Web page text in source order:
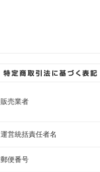
販売業者
運営統括責任者名
郵便番号